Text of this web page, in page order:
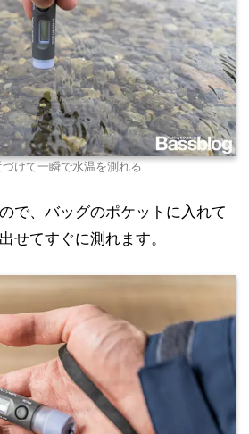
づけて一瞬で水温を測れる
で、バッグのポケットに入れて
せてすぐに測れます。